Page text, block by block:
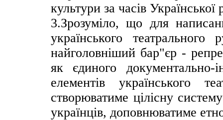
культури за часів Української
3.Зрозуміло, що для
українського
найголовніший бар"єр -
як єдиного документально-
елементів українського
створюватиме цілісну
українців, доповнюватиме